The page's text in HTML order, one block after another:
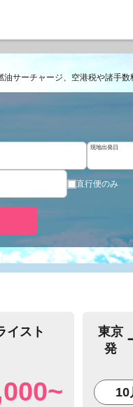
油サーチャージ、空港税や諸手
現地出発日
直行便のみ
イスト
東京
発
10